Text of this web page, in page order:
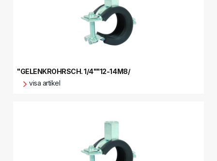
"GELENKROHRSCH. 1/4""12-14M8/
visa artikel